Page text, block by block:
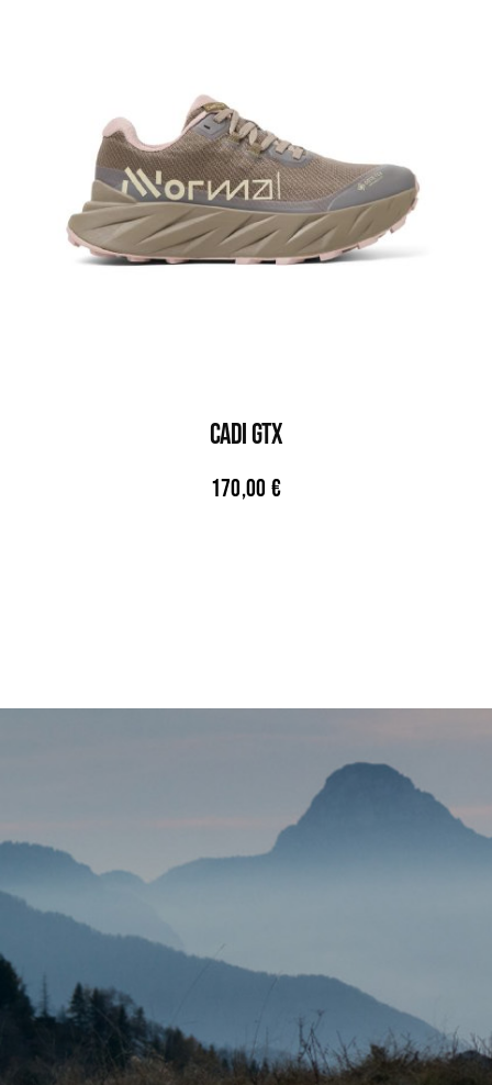
CADI GTX
170,00 €